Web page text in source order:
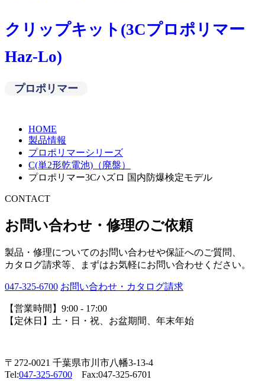
クリップキット(3Cプロポリマー
Haz-Lo)
プロポリマー
HOME
製品情報
プロポリマーシリーズ
C(単2形乾電池)（廃盤）
プロポリマー3Cハズロ 国内防爆検定モデル
CONTACT
お問い合わせ・修理のご依頼
製品・修理についてのお問い合わせや保証へのご質問、
カタログ請求等、まずはお気軽にお問い合わせください。
047-325-6700 お問い合わせ・カタログ請求
【営業時間】9:00 - 17:00
【定休日】土・日・祝、お盆期間、年末年始
〒272-0021 千葉県市川市八幡3-13-4
Tel:047-325-6700 Fax:047-325-6701